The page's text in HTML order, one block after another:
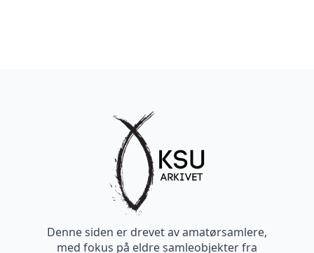
Denne siden er drevet av amatørsamlere,
med fokus på eldre samleobjekter fra